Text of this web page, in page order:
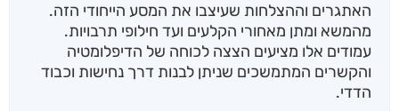
האתגרים וההצלחות שעיצבו את המסע הייחודי הזה.
מהמשא ומתן מאחורי הקלעים ועד חילופי תרבויות.
עמודים אלו מציעים הצצה לכוחה של הדיפלומטיה
והקשרים המתמשכים שניתן לבנות דרך נחישות וכבוד
הדדי.